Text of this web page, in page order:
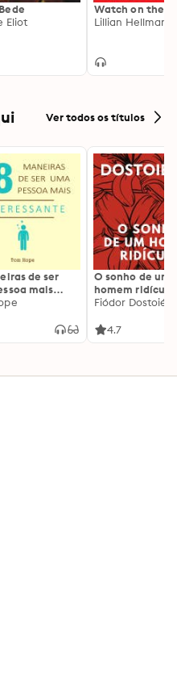
Eliot
Watch on the
Lillian Hellman
Ver todos os títulos
de ser
mais
O sonho de um
homem ridículo
Fiódor
4.7